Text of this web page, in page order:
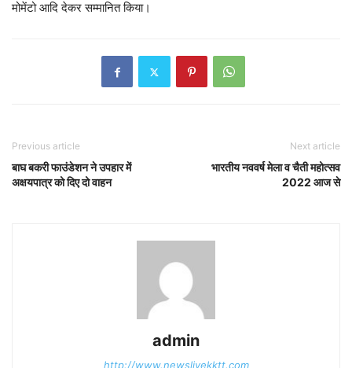
मोमेंटो आदि देकर सम्मानित किया।
Previous article
बाघ बकरी फाउंडेशन ने उपहार में
अक्षयपात्र को दिए दो वाहन
Next article
भारतीय नववर्ष मेला व चैती महोत्सव
2022 आज से
admin
http://www.newslivekktt.com